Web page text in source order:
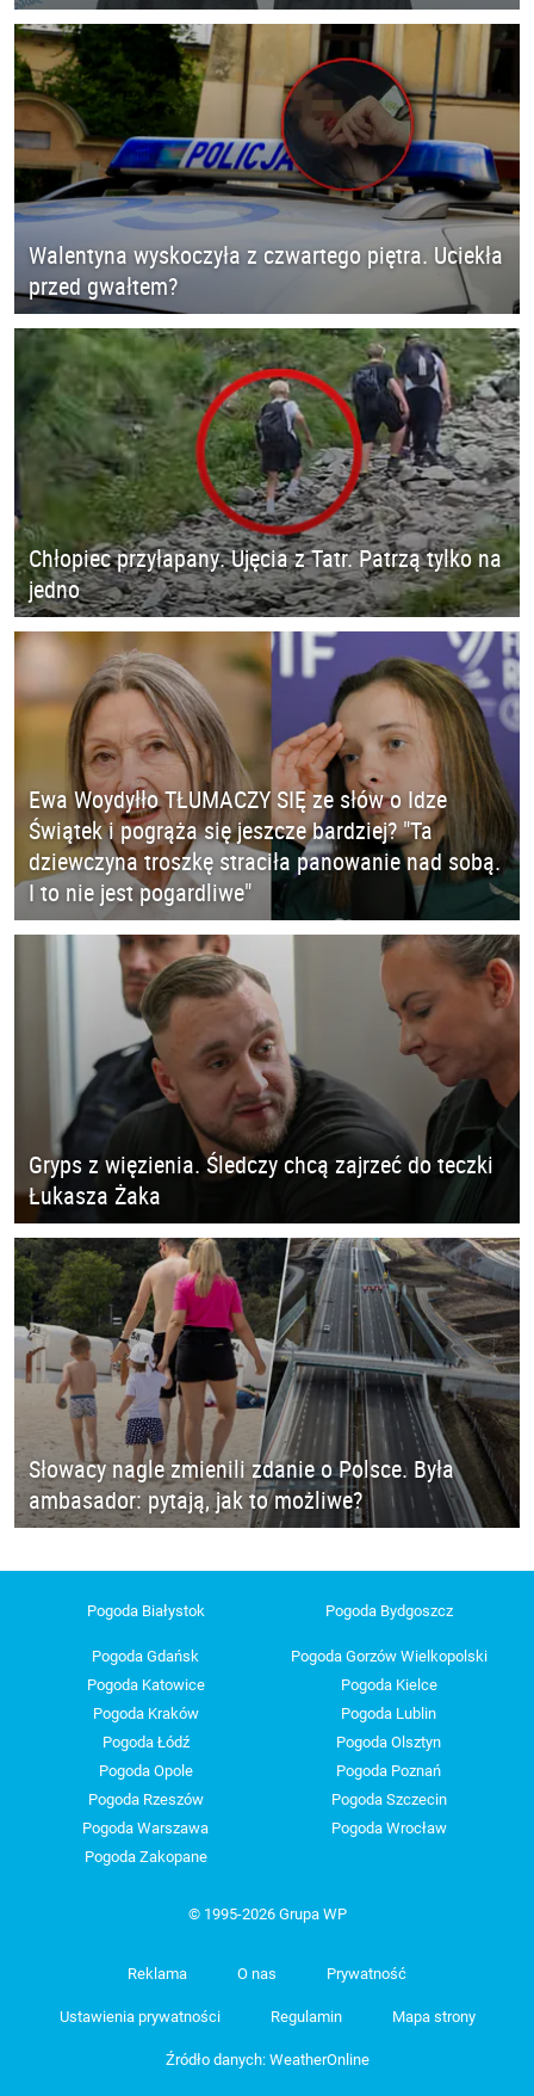
Walentyna wyskoczyła z czwartego piętra. Uciekła
przed gwałtem?
Chłopiec przyłapany. Ujęcia z Tatr. Patrzą tylko na
jedno
Ewa Woydyłło TŁUMACZY SIĘ ze słów o Idze
Świątek i pogrąża się jeszcze bardziej? "Ta
dziewczyna troszkę straciła panowanie nad sobą.
I to nie jest pogardliwe"
Gryps z więzienia. Śledczy chcą zajrzeć do teczki
Łukasza Żaka
Słowacy nagle zmienili zdanie o Polsce. Była
ambasador: pytają, jak to możliwe?
Pogoda Białystok Pogoda Bydgoszcz
Pogoda Gdańsk
Pogoda Gorzów Wielkopolski
Pogoda Katowice
Pogoda Kielce
Pogoda Kraków
Pogoda Lublin
Pogoda Łódź
Pogoda Olsztyn
Pogoda Opole
Pogoda Poznań
Pogoda Rzeszów
Pogoda Szczecin
Pogoda Warszawa
Pogoda Wrocław
Pogoda Zakopane
© 1995-2026 Grupa WP
Reklama O nas Prywatność
Ustawienia prywatności Regulamin Mapa strony
Źródło danych: WeatherOnline